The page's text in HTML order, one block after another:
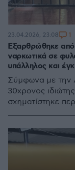
Εξαρθρώθηκε
ναρκωτικά σε
υπάλληλος και
Σύμφωνα με την
30χρονος
σχηματίστηκε
23.04.2026, 23:08 1